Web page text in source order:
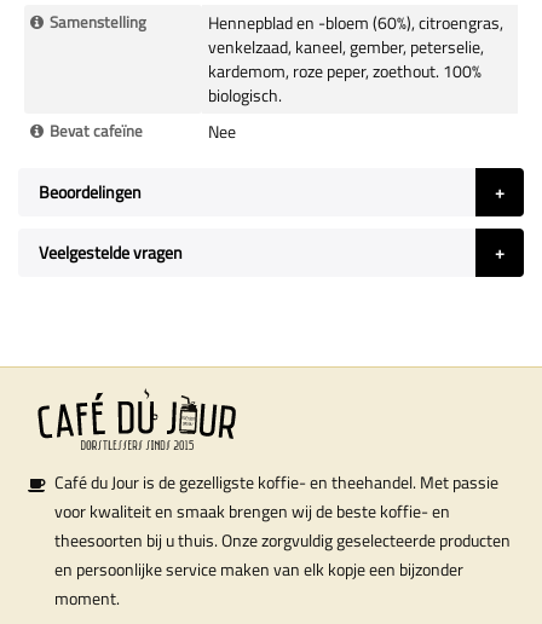
Samenstelling
Hennepblad en -bloem (60%), citroengras,
venkelzaad, kaneel, gember, peterselie,
kardemom, roze peper, zoethout. 100%
biologisch.
Bevat cafeïne Nee
Beoordelingen
Veelgestelde vragen
Café du Jour is de gezelligste koffie- en theehandel. Met passie
voor kwaliteit en smaak brengen wij de beste koffie- en
theesoorten bij u thuis. Onze zorgvuldig geselecteerde producten
en persoonlijke service maken van elk kopje een bijzonder
moment.